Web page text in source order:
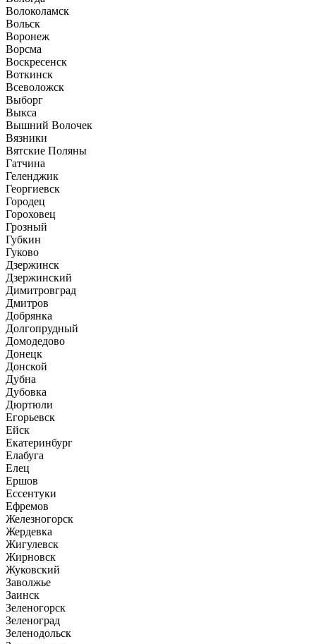
Волоколамск
Вольск
Воронеж
Ворсма
Воскресенск
Воткинск
Всеволожск
Выборг
Выкса
Вышний Волочек
Вязники
Вятские Поляны
Гатчина
Геленджик
Георгиевск
Городец
Гороховец
Грозный
Губкин
Гуково
Дзержинск
Дзержинский
Димитровград
Дмитров
Добрянка
Долгопрудный
Домодедово
Донецк
Донской
Дубна
Дубовка
Дюртюли
Егорьевск
Ейск
Екатеринбург
Елабуга
Елец
Ершов
Ессентуки
Ефремов
Железногорск
Жердевка
Жигулевск
Жирновск
Жуковский
Заволжье
Заинск
Зеленогорск
Зеленоград
Зеленодольск